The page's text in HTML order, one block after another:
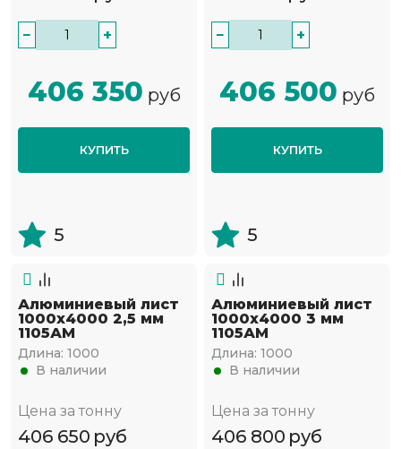
− +
406 350 руб
КУПИТЬ
5
− +
406 500 руб
КУПИТЬ
5
Алюминиевый лист
1000х4000 2,5 мм
1105АМ
Длина: 1000
В наличии
Цена за тонну
406 650 руб
Алюминиевый лист
1000х4000 3 мм
1105АМ
Длина: 1000
В наличии
Цена за тонну
406 800 руб